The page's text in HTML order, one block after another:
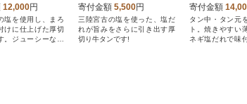
12,000円
塩を使用し、まろ
けに仕上げた厚切
。ジューシーな美
寄付金額 5,500円
三陸宮古の塩を使った、塩だ
れが旨みをさらに引き出す厚
切り牛タンです!
小分け 焼き
寄付金額
タン中・タン元
ト。焼きやすい
ネギ塩だれで味